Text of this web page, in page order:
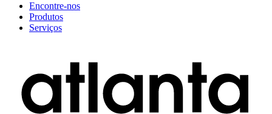
Encontre-nos
Produtos
Serviços